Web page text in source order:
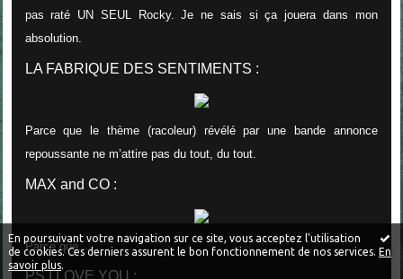
En poursuivant votre navigation sur ce site, vous acceptez l'utilisation
de cookies. Ces derniers assurent le bon fonctionnement de nos services. En
savoir plus.
pas raté UN SEUL Rocky. Je ne sais si ça jouera dans mon
absolution.
LA FABRIQUE DES SENTIMENTS :
Parce que le thème (racoleur) révélé par une bande annonce
repoussante ne m’attire pas du tout, du tout.
MAX and CO :
Parce que.